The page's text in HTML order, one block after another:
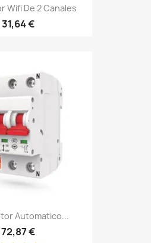
Wifi De 2 Canales
31,64 €
Automatico...
72,87 €